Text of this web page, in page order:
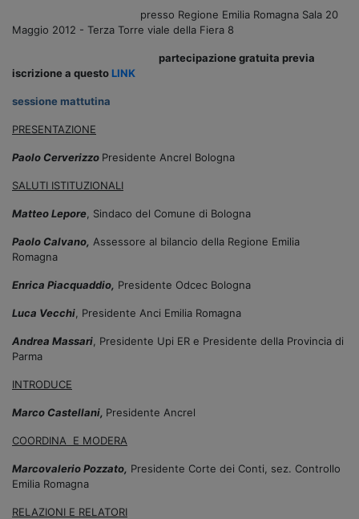
presso Regione Emilia Romagna Sala 20
Maggio 2012 - Terza Torre viale della Fiera 8
partecipazione gratuita previa
iscrizione a questo LINK
sessione mattutina
PRESENTAZIONE
Paolo Cerverizzo Presidente Ancrel Bologna
SALUTI ISTITUZIONALI
Matteo Lepore , Sindaco del Comune di Bologna
Paolo Calvano, Assessore al bilancio della Regione Emilia
Romagna
Enrica Piacquaddio, Presidente Odcec Bologna
Luca Vecchi , Presidente Anci Emilia Romagna
Andrea Massari , Presidente Upi ER e Presidente della Provincia di
Parma
INTRODUCE
Marco Castellani, Presidente Ancrel
COORDINA E MODERA
Marcovalerio Pozzato, Presidente Corte dei Conti, sez. Controllo
Emilia Romagna
RELAZIONI E RELATORI